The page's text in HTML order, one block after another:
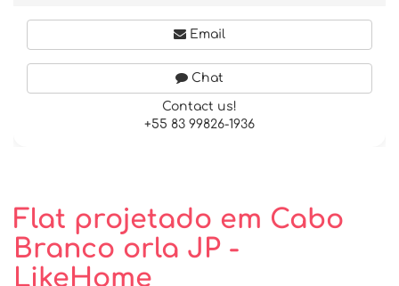
Flat projetado em Cabo
Branco orla JP -
LikeHome
Email
Chat
Contact us!
+55 83 99826-1936